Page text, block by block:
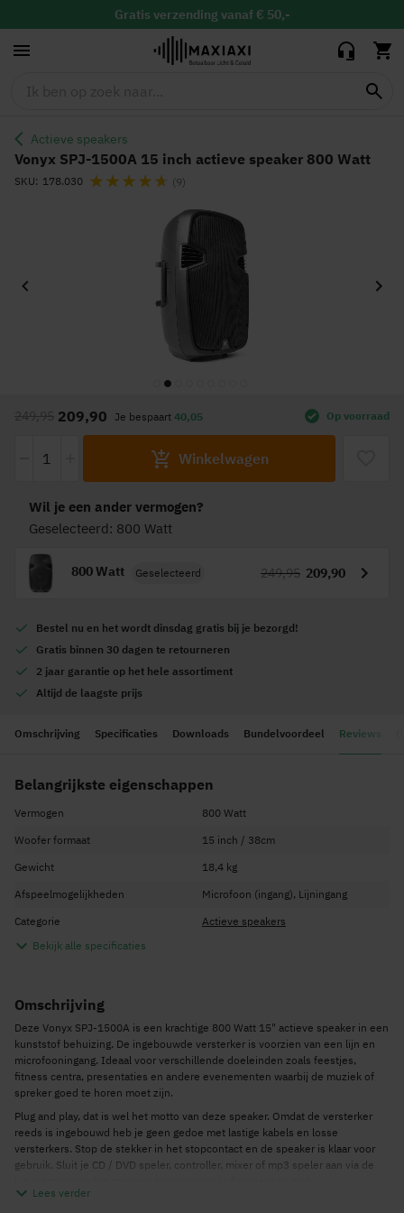
Gratis verzending vanaf € 50,-
binnen 30 dagen ruilen & retour
Vandaag besteld, maandag in huis
Actieve speakers
800 Watt
Vonyx SPJ-1500A 15 inch actieve speaker 800 Watt
SKU 178.030 Waardering: (9)
209,90
249,95 Je bespaart 40,05
Wil je een ander vermogen?
Geselecteerd: 800 Watt
800 Watt Geselecteerd 209,90
249,95
Winkelwagen
Op voorraad
Bestel nu en het wordt dinsdag gratis bij je bezorgd!
Gratis binnen 30 dagen te retourneren
2 jaar garantie op het hele assortiment
Altijd de laagste prijs
einde
het
afbeeldingen-
gallerij
Omschrijving Specificaties Downloads Bundelvoordeel Reviews
Omschrijving
Deze Vonyx SPJ-1500A is een krachtige 800 Watt 15" actieve speaker in een
kunststof behuizing. De ingebouwde versterker is voorzien van een lijn en
microfooningang. Ideaal voor verschillende doeleinden zoals feestjes,
fitness centra, presentaties en andere evenementen waarbij de muziek of
spreker goed te horen moet zijn.
Plug and play, dat is wel het motto van deze speaker. Omdat de versterker
reeds is ingebouwd heb je geen gedoe met lastige kabels en losse
versterkers. Stop de stekker in het stopcontact en de speaker is klaar voor
gebruik. Sluit je CD / DVD speler, controller, mixer of mp3 speler aan via de
Lees verder
Belangrijkste eigenschappen
Vermogen
800 Watt
Woofer formaat
15 inch / 38cm
Gewicht
18,4 kg
Afspeelmogelijkheden
Microfoon (ingang), Lijningang
Categorie
Actieve speakers
Bekijk alle specificaties